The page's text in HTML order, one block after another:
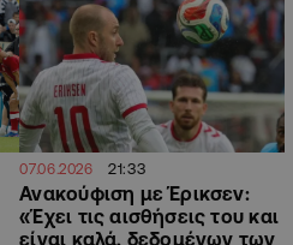
07.06.2026 21:33
Ανακούφιση με Έρικσεν:
«Έχει τις αισθήσεις του και
είναι καλά, δεδομένων των